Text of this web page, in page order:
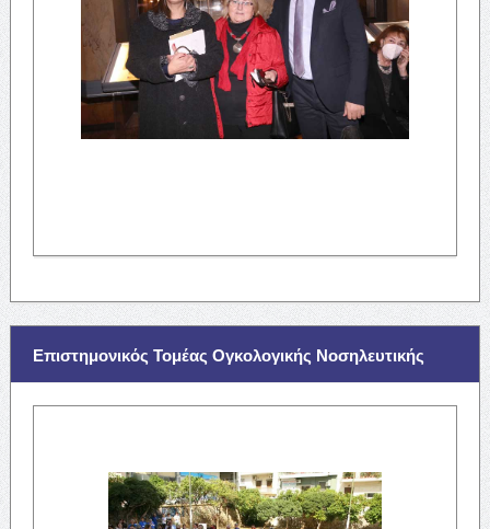
Επιστημονικός Τομέας Ογκολογικής Νοσηλευτικής